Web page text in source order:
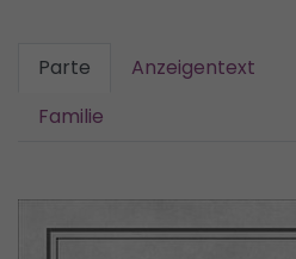
Parte Anzeigentext
Familie